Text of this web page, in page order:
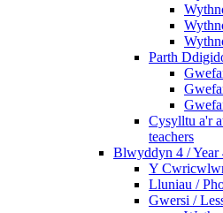
Parth
Cysylltu a'r
teachers
Blwyddyn 4 / Year
Y
Lluniau /
Gwersi /